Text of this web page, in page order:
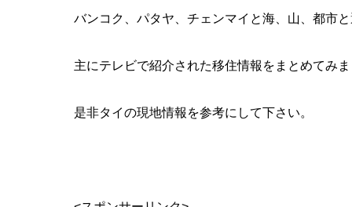
バンコク、パタヤ、チェンマイと海、山、都市と
主にテレビで紹介された移住情報をまとめてみま
是非タイの現地情報を参考にして下さい。
5.1 アキさん
6 劇団ひとり バ